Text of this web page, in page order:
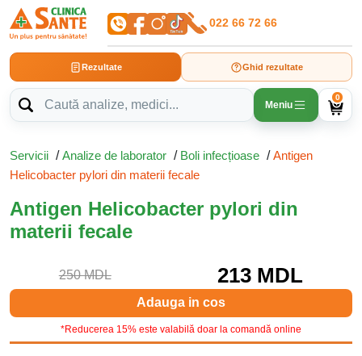
022 66 72 66
Rezultate Ghid rezultate
Meniu
0
Servicii /Analize de laborator / Boli infecțioase /Antigen
Helicobacter pylori din materii fecale
Antigen Helicobacter pylori din
materii fecale
250 MDL 213 MDL
Adauga in cos
*Reducerea 15% este valabilă doar la comandă online